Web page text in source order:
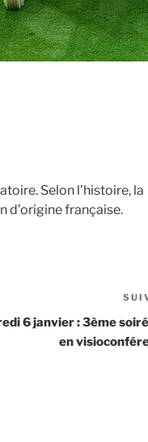
Selon l’histoire, la
d’origine française.
6 janvier : 3ème
en